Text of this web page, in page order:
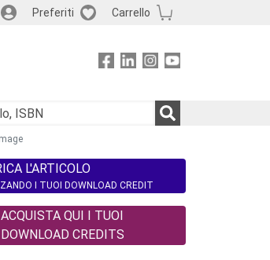
Preferiti Carrello
L'ARTICOLO
I TUOI DOWNLOAD CREDIT
ACQUISTA QUI I TUOI
DOWNLOAD CREDITS